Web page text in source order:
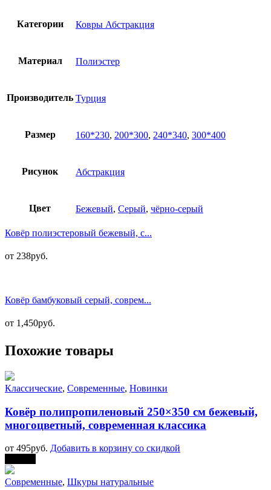
Категории Ковры Абстракция
Материал Полиэстер
Производитель Турция
Размер 160*230, 200*300, 240*340, 300*400
Рисунок Абстракция
Цвет Бежевый, Серый, чёрно-серый
Ковёр полиэстеровый бежевый, с...
от 238руб.
Ковёр бамбуковый серый, соврем...
от 1,450руб.
Похожие товары
Классические, Современные, Новинки
Ковёр полипропиленовый 250×350 см бежевый,
многоцветный, современная классика
от 495руб. Добавить в корзину со скидкой
Современные, Шкуры натуральные